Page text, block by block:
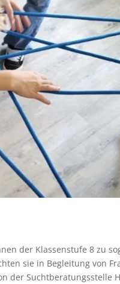
der Klassenstufe 8 zu
sie in Begleitung von
der Suchtberatungsstelle